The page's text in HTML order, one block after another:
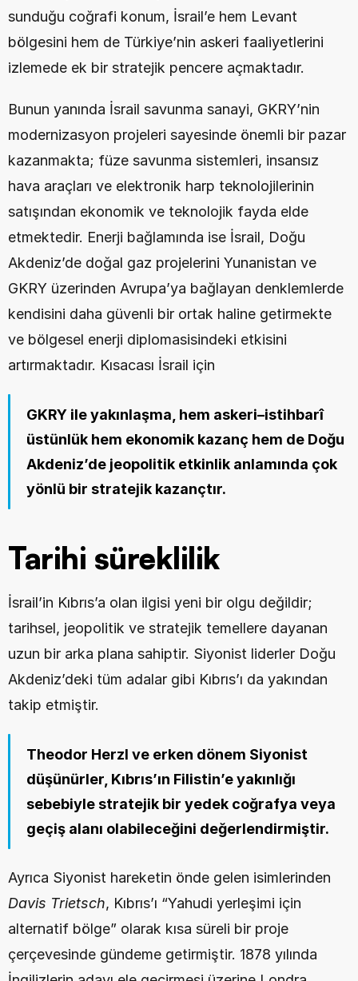
sunduğu coğrafi konum, İsrail’e hem Levant
bölgesini hem de Türkiye’nin askeri faaliyetlerini
izlemede ek bir stratejik pencere açmaktadır.
Bunun yanında İsrail savunma sanayi, GKRY’nin
modernizasyon projeleri sayesinde önemli bir pazar
kazanmakta; füze savunma sistemleri, insansız
hava araçları ve elektronik harp teknolojilerinin
satışından ekonomik ve teknolojik fayda elde
etmektedir. Enerji bağlamında ise İsrail, Doğu
Akdeniz’de doğal gaz projelerini Yunanistan ve
GKRY üzerinden Avrupa’ya bağlayan denklemlerde
kendisini daha güvenli bir ortak haline getirmekte
ve bölgesel enerji diplomasisindeki etkisini
artırmaktadır. Kısacası İsrail için
GKRY ile yakınlaşma, hem askeri–istihbarî
üstünlük hem ekonomik kazanç hem de Doğu
Akdeniz’de jeopolitik etkinlik anlamında çok
yönlü bir stratejik kazançtır.
Tarihi süreklilik
İsrail’in Kıbrıs’a olan ilgisi yeni bir olgu değildir;
tarihsel, jeopolitik ve stratejik temellere dayanan
uzun bir arka plana sahiptir. Siyonist liderler Doğu
Akdeniz’deki tüm adalar gibi Kıbrıs’ı da yakından
takip etmiştir.
Theodor Herzl ve erken dönem Siyonist
düşünürler, Kıbrıs’ın Filistin’e yakınlığı
sebebiyle stratejik bir yedek coğrafya veya
geçiş alanı olabileceğini değerlendirmiştir.
Davis Trietsch, Kıbrıs’ı “Yahudi yerleşimi için
alternatif bölge” olarak kısa süreli bir proje
çerçevesinde gündeme getirmiştir. 1878 yılında